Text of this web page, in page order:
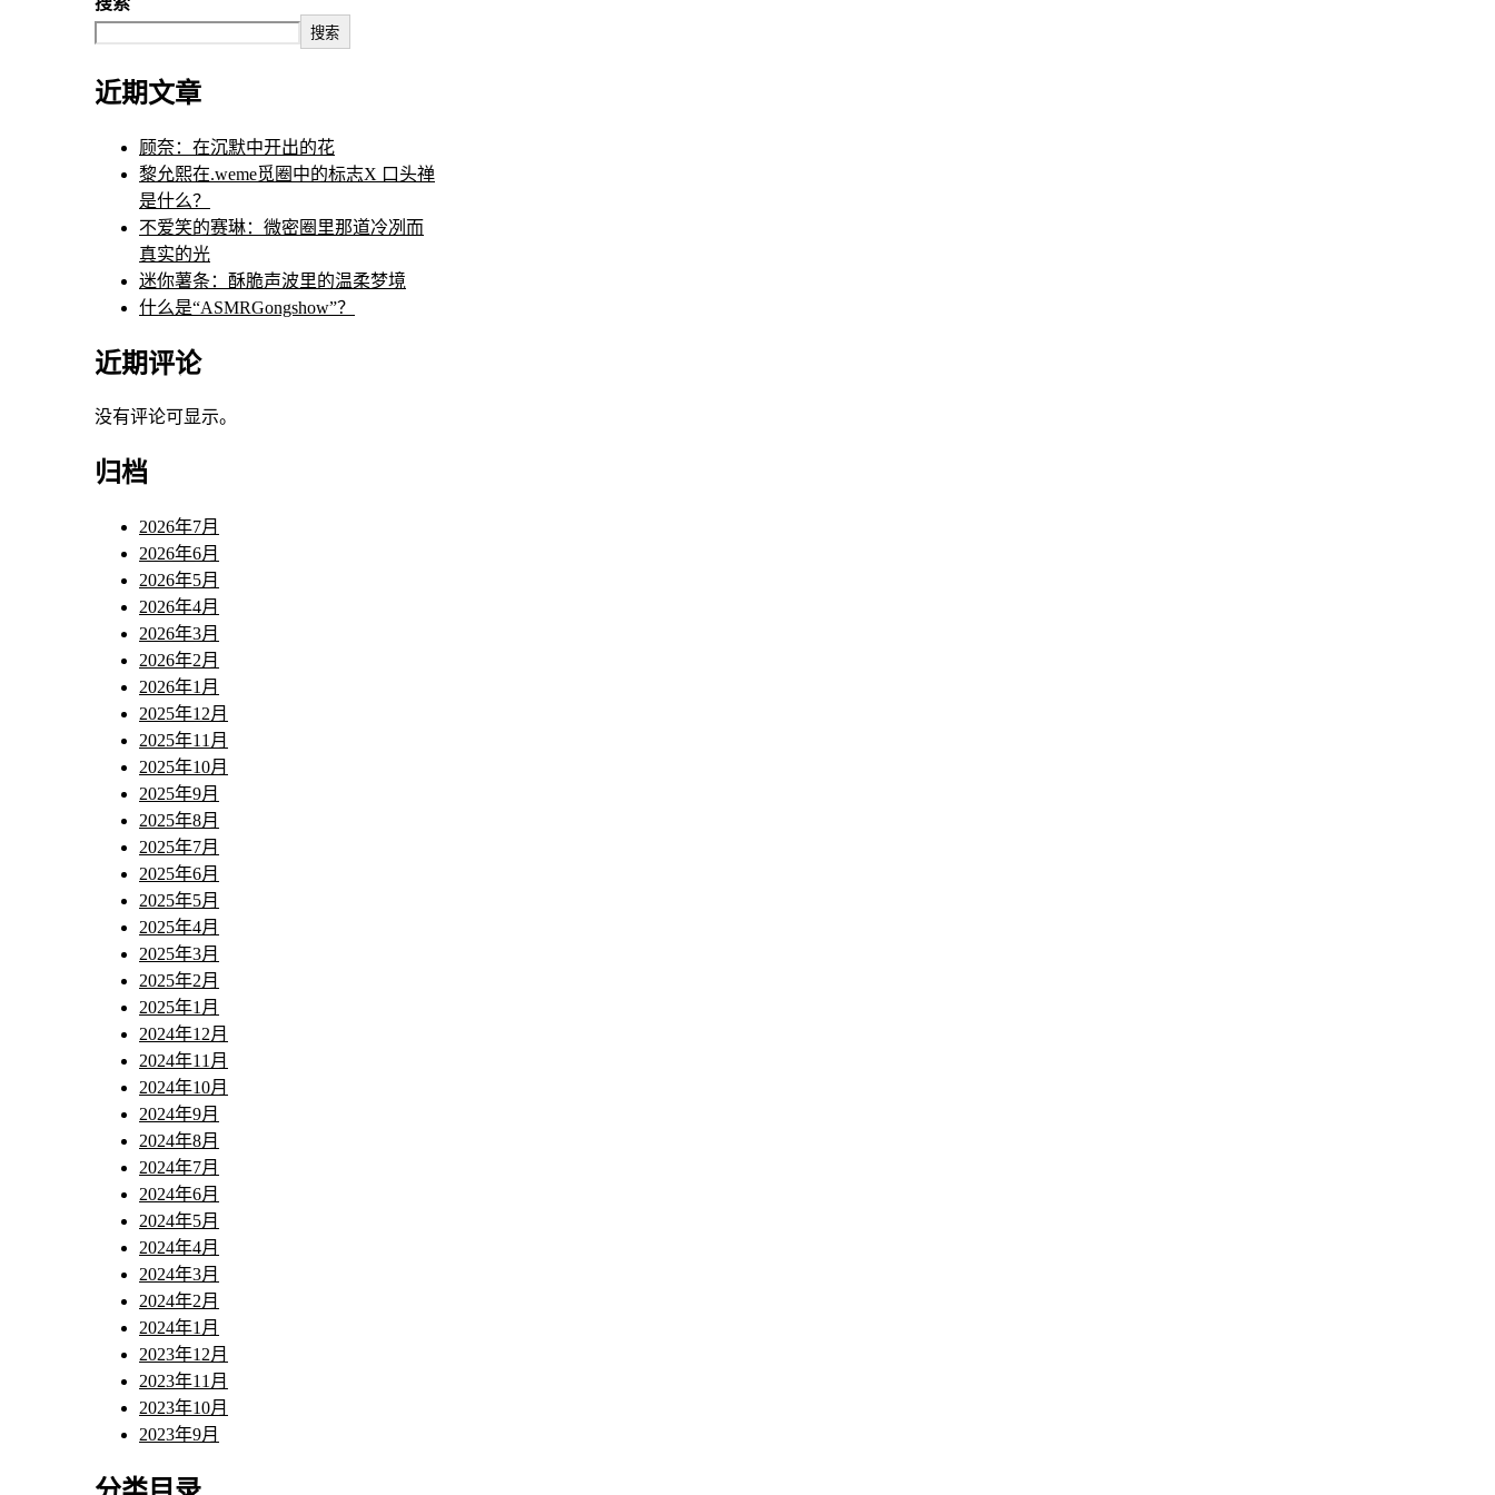
搜索
近期文章
顾奈：在沉默中开出的花
黎允熙在.weme觅圈中的标志X 口头禅
是什么？
不爱笑的赛琳：微密圈里那道冷冽而
真实的光
迷你薯条：酥脆声波里的温柔梦境
什么是“ASMRGongshow”？
近期评论
没有评论可显示。
归档
2026年7月
2026年6月
2026年5月
2026年4月
2026年3月
2026年2月
2026年1月
2025年12月
2025年11月
2025年10月
2025年9月
2025年8月
2025年7月
2025年6月
2025年5月
2025年4月
2025年3月
2025年2月
2025年1月
2024年12月
2024年11月
2024年10月
2024年9月
2024年8月
2024年7月
2024年6月
2024年5月
2024年4月
2024年3月
2024年2月
2024年1月
2023年12月
2023年11月
2023年10月
2023年9月